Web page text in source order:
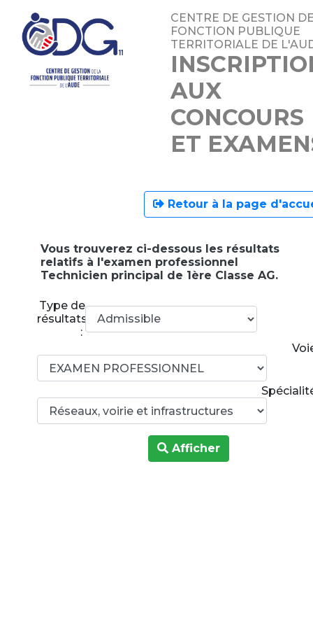
CENTRE DE GESTION
FONCTION PUBLIQUE
TERRITORIALE DE
AUX
CONCOURS
ET
Retour à la page
Vous trouverez ci-dessous les résultats
relatifs à l'examen professionnel
Technicien principal de 1ère Classe AG.
Type de
résultats
:
Afficher